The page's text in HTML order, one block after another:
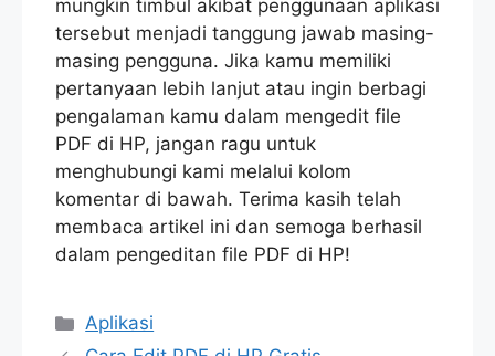
mungkin timbul akibat penggunaan aplikasi
tersebut menjadi tanggung jawab masing-
masing pengguna. Jika kamu memiliki
pertanyaan lebih lanjut atau ingin berbagi
pengalaman kamu dalam mengedit file
PDF di HP, jangan ragu untuk
menghubungi kami melalui kolom
komentar di bawah. Terima kasih telah
membaca artikel ini dan semoga berhasil
dalam pengeditan file PDF di HP!
Categories
Aplikasi